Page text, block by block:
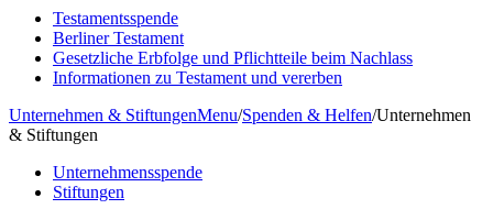
Testamentsspende
Berliner Testament
Gesetzliche Erbfolge und Pflichtteile beim Nachlass
Informationen zu Testament und vererben
Unternehmen & StiftungenMenu/Spenden & Helfen/Unternehmen
& Stiftungen
Unternehmensspende
Stiftungen